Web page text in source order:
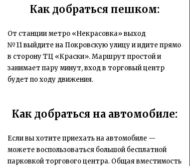
Как добраться пешком:
От станции метро «Некрасовка» выход
№11 выйдите на Покровскую улицу и идите прямо
в сторону ТЦ «Краски». Маршрут простой и
занимает пару минут, вход в торговый центр
будет по ходу движения.
Как добраться на автомобиле:
Если вы хотите приехать на автомобиле —
можете воспользоваться большой бесплатной
парковкой торгового центра. Общая вместимость